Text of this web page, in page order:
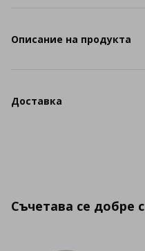
Описание на продукта
Доставка
Съчетава се добре с